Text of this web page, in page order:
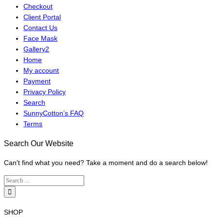
Checkout
Client Portal
Contact Us
Face Mask
Gallery2
Home
My account
Payment
Privacy Policy
Search
SunnyCotton’s FAQ
Terms
Search Our Website
Can't find what you need? Take a moment and do a search below!
SHOP